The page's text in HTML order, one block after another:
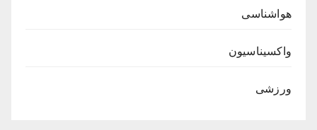
هواشناسی
واکسیناسیون
ورزشی